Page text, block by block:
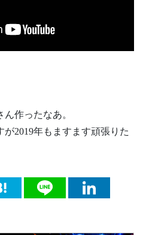
作ったなあ。
2019年もますます頑張りた